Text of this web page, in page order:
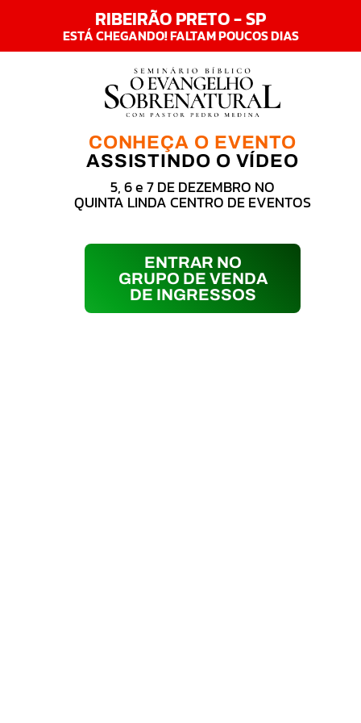
RIBEIRÃO PRETO - SP
ESTÁ CHEGANDO! FALTAM POUCOS DIAS
CONHEÇA O EVENTO
ASSISTINDO O VÍDEO
5, 6 e 7 DE DEZEMBRO NO
QUINTA LINDA CENTRO DE EVENTOS
ENTRAR NO
GRUPO DE VENDA
DE INGRESSOS